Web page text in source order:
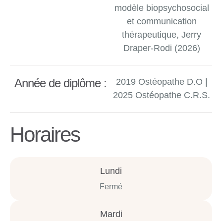
modèle biopsychosocial
et communication
thérapeutique, Jerry
Draper-Rodi (2026)
Année de diplôme :
2019 Ostéopathe D.O |
2025 Ostéopathe C.R.S.
Horaires
Lundi
Fermé
Mardi